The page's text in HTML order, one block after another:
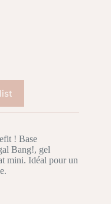
! Base
Bang!, gel
mini. Idéal pour un